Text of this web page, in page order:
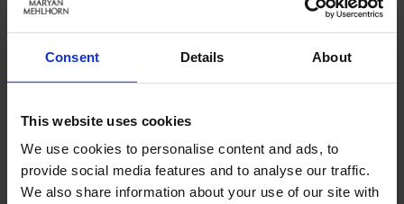
Consent Details About
This website uses cookies
We use cookies to personalise content and ads, to
provide social media features and to analyse our traffic.
We also share information about your use of our site with
KONTO ANLEGEN